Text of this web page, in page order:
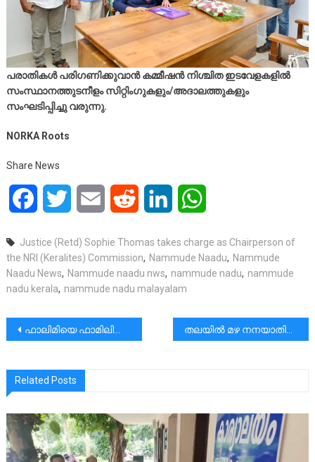
പരാതികള്‍ പരിഗണിക്കുവാന്‍ കമ്മീഷന്‍ നിശ്ചിത ഇടവേളകളില്‍
സംസ്ഥാനത്തുടനീളം സിറ്റിംഗുകളും/അദാലത്തുകളും
സംഘടിപ്പിച്ചു വരുന്നു.
NORKA Roots
Share News
FacebookTwitter Email Reddit LinkedIn
Justice (Retd) Sophie Thomas takes charge as Chairperson of
the NRI (Keralites) Commission, Nammude Naadu, Nammude
Naadu News, Nammude naadu nws, nammude nadu, nammude
nadu kerala, nammude nadu malayalam
പോസ്റ്റുകളിലൂടെ
ഫാലിമിയെ ഫാമിലിയാക്കുന്നത് എന്ത്? | Rev Dr Vincent Variath തലയിൽ മഴ നനയാതിരിക്കാൻ വച്ചിരിക്കുന്നത് പ്ലാസ്റ്റിക് കവറല്ല.തൻ്റെ വിദ്യാഭ്യാസത്തിൻ്റെ യോഗ്യതകളാണ്.
Related Posts